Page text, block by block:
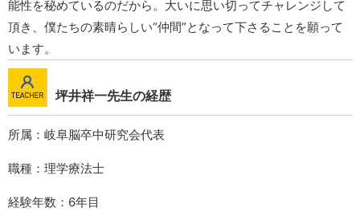
能性を秘めているのだから。大いに思い切ってチャレンジして
頂き、僕たちの素晴らしい“仲間”となって下さることを願って
います。
坪井祥一先生の経歴
所属：岐阜脳卒中研究会代表
職種：理学療法士
経験年数：6年目